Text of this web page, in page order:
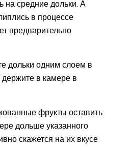
на средние дольки. А
в процессе
предварительно
дольки одним слоем в
в камере в
фрукты оставить
дольше указанного
скажется на их вкусе